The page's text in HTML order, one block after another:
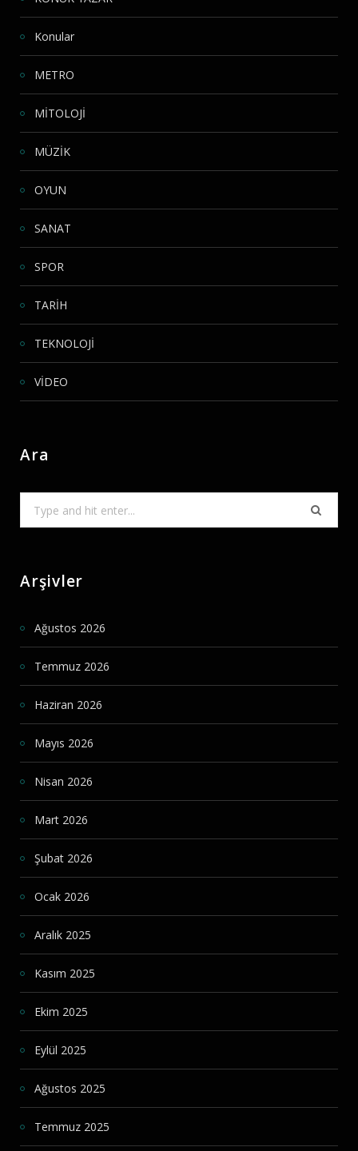
Konular
METRO
MİTOLOJİ
MÜZİK
OYUN
SANAT
SPOR
TARİH
TEKNOLOJİ
VİDEO
Ara
Arşivler
Ağustos 2026
Temmuz 2026
Haziran 2026
Mayıs 2026
Nisan 2026
Mart 2026
Şubat 2026
Ocak 2026
Aralık 2025
Kasım 2025
Ekim 2025
Eylül 2025
Ağustos 2025
Temmuz 2025